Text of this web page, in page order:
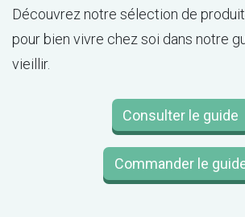
Découvrez notre sélection de
pour bien vivre chez soi dans notre
vieillir.
Consulter le guide
Commander le